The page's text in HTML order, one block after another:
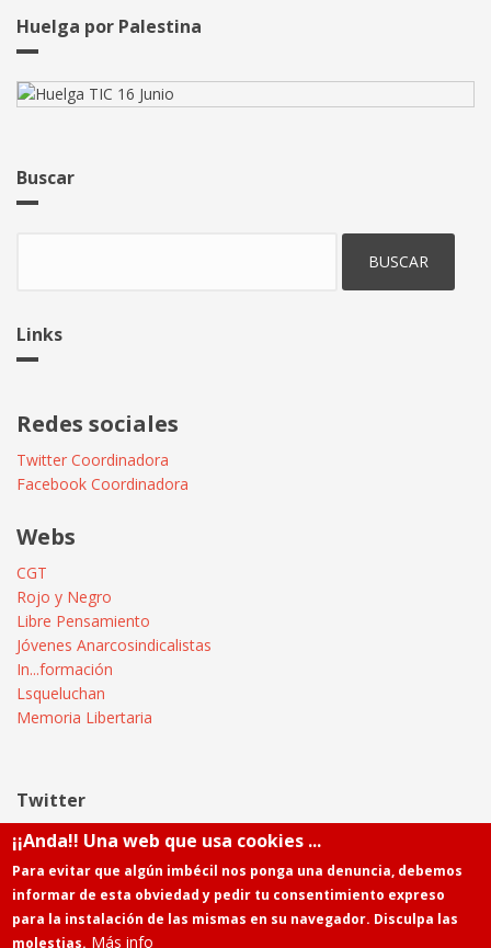
Huelga por Palestina
Buscar
Links
Redes sociales
Twitter Coordinadora
Facebook Coordinadora
Webs
CGT
Rojo y Negro
Libre Pensamiento
Jóvenes Anarcosindicalistas
In...formación
Lsqueluchan
Memoria Libertaria
Twitter
Tweets by @Informatica_CGT
¡¡Anda!! Una web que usa cookies ...
Para evitar que algún imbécil nos ponga una denuncia, debemos
informar de esta obviedad y pedir tu consentimiento expreso
para la instalación de las mismas en su navegador. Disculpa las
molestias. Más info